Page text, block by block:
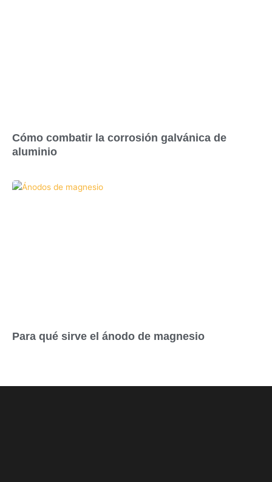
Cómo combatir la corrosión galvánica de
aluminio
Para qué sirve el ánodo de magnesio